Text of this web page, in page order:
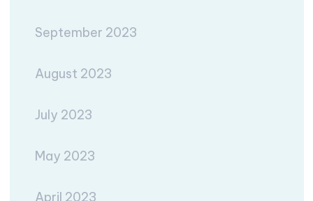
September 2023
August 2023
July 2023
May 2023
April 2023